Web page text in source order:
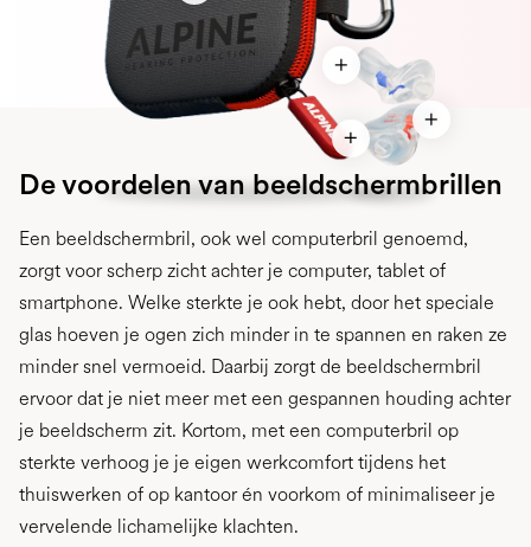
De voordelen van beeldschermbrillen
Een beeldschermbril, ook wel computerbril genoemd,
zorgt voor scherp zicht achter je computer, tablet of
smartphone. Welke sterkte je ook hebt, door het speciale
glas hoeven je ogen zich minder in te spannen en raken ze
minder snel vermoeid. Daarbij zorgt de beeldschermbril
ervoor dat je niet meer met een gespannen houding achter
je beeldscherm zit. Kortom, met een computerbril op
sterkte verhoog je je eigen werkcomfort tijdens het
thuiswerken of op kantoor én voorkom of minimaliseer je
vervelende lichamelijke klachten.